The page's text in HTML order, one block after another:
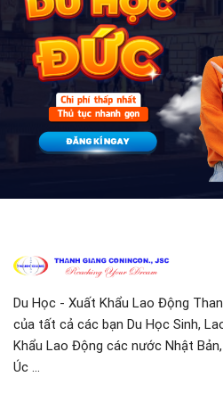
Du Học - Xuất Khẩu Lao Động
của tất cả các bạn Du Học Sinh,
Khẩu Lao Động các nước Nhật
Úc ...